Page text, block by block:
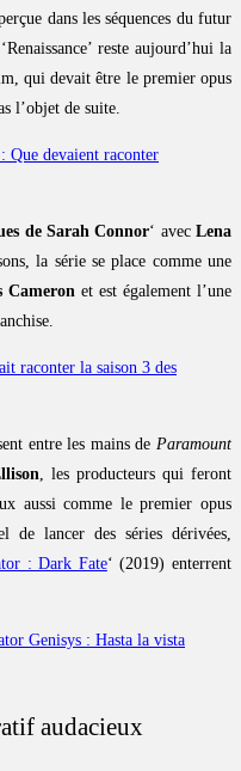
dans les séquences du futur
reste aujourd’hui la
qui devait être le premier opus
l’objet de suite.
Que devaient raconter
de Sarah Connor‘ avecLena
la série se place comme une
Cameron et est également l’une
raconter la saison 3 des
entre les mains de Paramount
, les producteurs qui feront
aussi comme le premier opus
de lancer des séries dérivées,
: Dark Fate‘ (2019) enterrent
Genisys : Hasta la vista
audacieux